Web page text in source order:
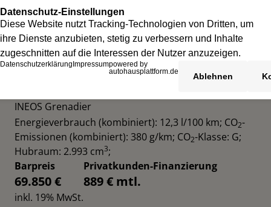
INEOS Grenadier
Energieverbrauch (kombiniert): 12,3 l/100 km; CO2-
Emissionen (kombiniert): 380 g/km; CO2-Klasse: G;
Hubraum: 2.993 cm3;
Barpreis
69.850 €
inkl. 19% MwSt.
Privatkunden-Finanzierung
889 € mtl.